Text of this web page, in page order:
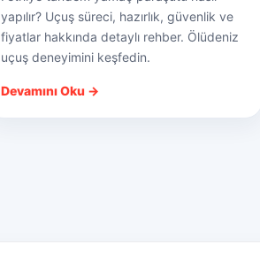
yapılır? Uçuş süreci, hazırlık, güvenlik ve
fiyatlar hakkında detaylı rehber. Ölüdeniz
uçuş deneyimini keşfedin.
Devamını Oku →